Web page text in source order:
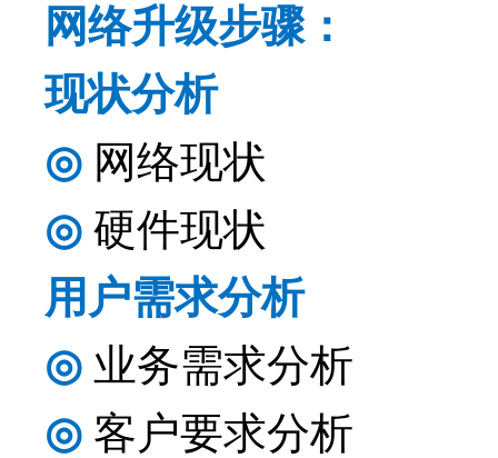
网络升级步骤：
现状分析
◎ 网络现状
◎ 硬件现状
用户需求分析
◎ 业务需求分析
◎ 客户要求分析